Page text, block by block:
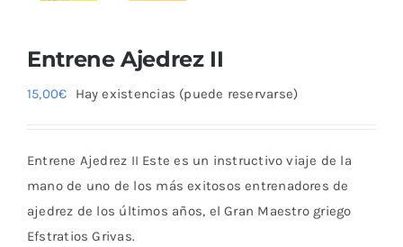
Entrene Ajedrez II
15,00€ Hay existencias (puede reservarse)
Entrene Ajedrez II Este es un instructivo viaje de la
mano de uno de los más exitosos entrenadores de
ajedrez de los últimos años, el Gran Maestro griego
Efstratios Grivas.